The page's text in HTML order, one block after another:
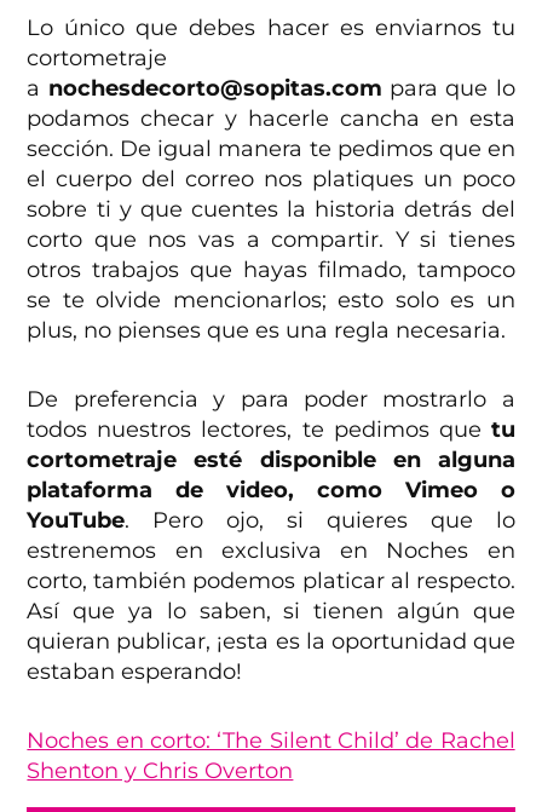
Lo único que debes hacer es enviarnos tu
cortometraje
a nochesdecorto@sopitas.com para que lo
podamos checar y hacerle cancha en esta
sección. De igual manera te pedimos que en
el cuerpo del correo nos platiques un poco
sobre ti y que cuentes la historia detrás del
corto que nos vas a compartir. Y si tienes
otros trabajos que hayas filmado, tampoco
se te olvide mencionarlos; esto solo es un
plus, no pienses que es una regla necesaria.
De preferencia y para poder mostrarlo a
todos nuestros lectores, te pedimos que tu
cortometraje esté disponible en alguna
plataforma de video, como Vimeo o
YouTube. Pero ojo, si quieres que lo
estrenemos en exclusiva en Noches en
corto, también podemos platicar al respecto.
Así que ya lo saben, si tienen algún que
quieran publicar, ¡esta es la oportunidad que
estaban esperando!
Noches en corto: ‘The Silent Child’ de Rachel
Shenton y Chris Overton